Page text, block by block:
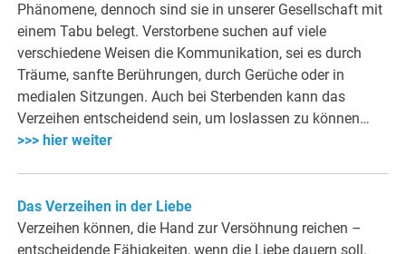
Phänomene, dennoch sind sie in unserer Gesellschaft mit
einem Tabu belegt. Verstorbene suchen auf viele
verschiedene Weisen die Kommunikation, sei es durch
Träume, sanfte Berührungen, durch Gerüche oder in
medialen Sitzungen. Auch bei Sterbenden kann das
Verzeihen entscheidend sein, um loslassen zu können…
>>> hier weiter
Das Verzeihen in der Liebe
Verzeihen können, die Hand zur Versöhnung reichen –
entscheidende Fähigkeiten, wenn die Liebe dauern soll.